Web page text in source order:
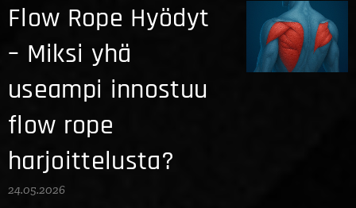
Flow Rope Hyödyt
– Miksi yhä
useampi innostuu
flow rope
harjoittelusta?
24.05.2026